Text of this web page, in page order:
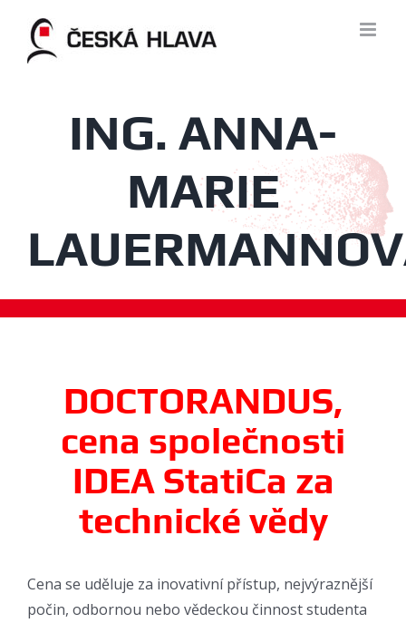
content
ING. ANNA-
MARIE
DOCTORANDUS,
cena společnosti
IDEA StatiCa za
technické vědy
Cena se uděluje za inovativní přístup, nejvýraznější
počin, odbornou nebo vědeckou činnost studenta